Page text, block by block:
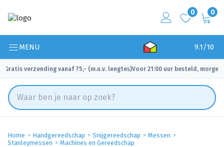
0 0
MENU 9.1/10
Gratis verzending vanaf 75,- (m.u.v. lengtes)
✓ Voor 21:00 uur besteld, morgen
Home Handgereedschap Snijgereedschap
Messen
Stanleymessen
Machines en Gereedschap